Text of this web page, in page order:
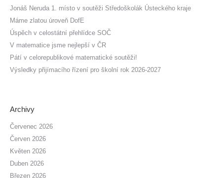
Jonáš Neruda 1. místo v soutěži Středoškolák Ústeckého kraje
Máme zlatou úroveň DofE
Úspěch v celostátní přehlídce SOČ
V matematice jsme nejlepší v ČR
Pátí v celorepublikové matematické soutěži!
Výsledky přijímacího řízení pro školní rok 2026-2027
Archivy
Červenec 2026
Červen 2026
Květen 2026
Duben 2026
Březen 2026